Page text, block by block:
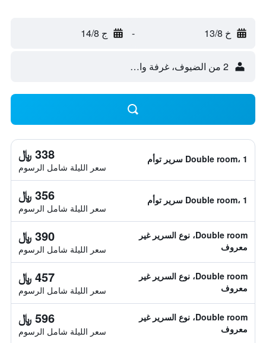
خ 13/8 - ج 14/8
2 من الضيوف، غرفة واحدة
Double room، 1 سرير توأم 338 ﷼
سعر الليلة شامل الرسوم
Double room، 1 سرير توأم 356 ﷼
سعر الليلة شامل الرسوم
Double room، نوع السرير غير
معروف
390 ﷼
سعر الليلة شامل الرسوم
Double room، نوع السرير غير
معروف
457 ﷼
سعر الليلة شامل الرسوم
Double room، نوع السرير غير
معروف
596 ﷼
سعر الليلة شامل الرسوم